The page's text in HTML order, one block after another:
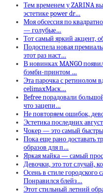
Тем временем у ZARINA
эстетике power dr…
Моя обсессия по
— голубые…
Тот самый яркий акцент,
Подоспела новая
этот раз наст…
В новинках MANGO
бэмби-принтом …
Эта парочка с ретинолом
celimaxМаск…
Befree порадовали
что зацепи…
Не повторяем ошибок,
Эстетика последних
Чокер — это самый
Пока еще рано доставать
образов для п…
Яркая майка — самый
Девочки, это тот случай,
Осень в стиле городского
Понравился блейз…
Этот стильный летний